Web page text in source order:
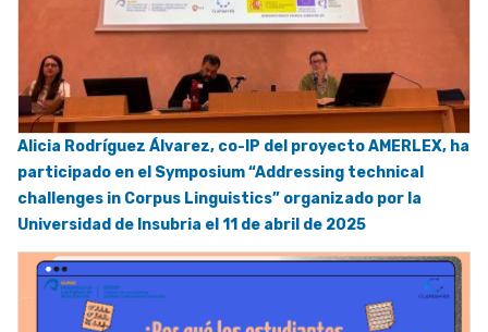
Alicia Rodríguez Álvarez, co-IP del proyecto AMERLEX, ha
participado en el Symposium “Addressing technical
challenges in Corpus Linguistics” organizado por la
Universidad de Insubria el 11 de abril de 2025